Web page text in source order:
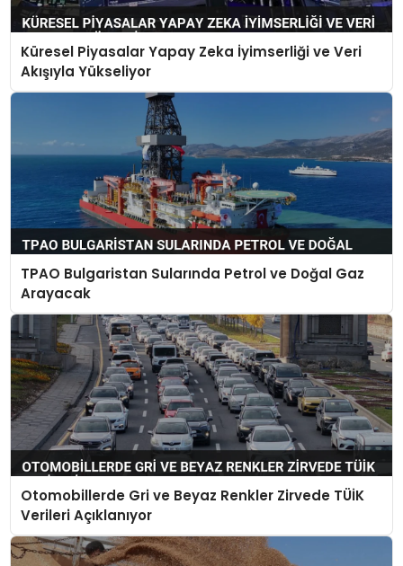
Küresel Piyasalar Yapay Zeka İyimserliği ve Veri
Akışıyla Yükseliyor
TPAO Bulgaristan Sularında Petrol ve Doğal Gaz
Arayacak
Otomobillerde Gri ve Beyaz Renkler Zirvede TÜİK
Verileri Açıklanıyor